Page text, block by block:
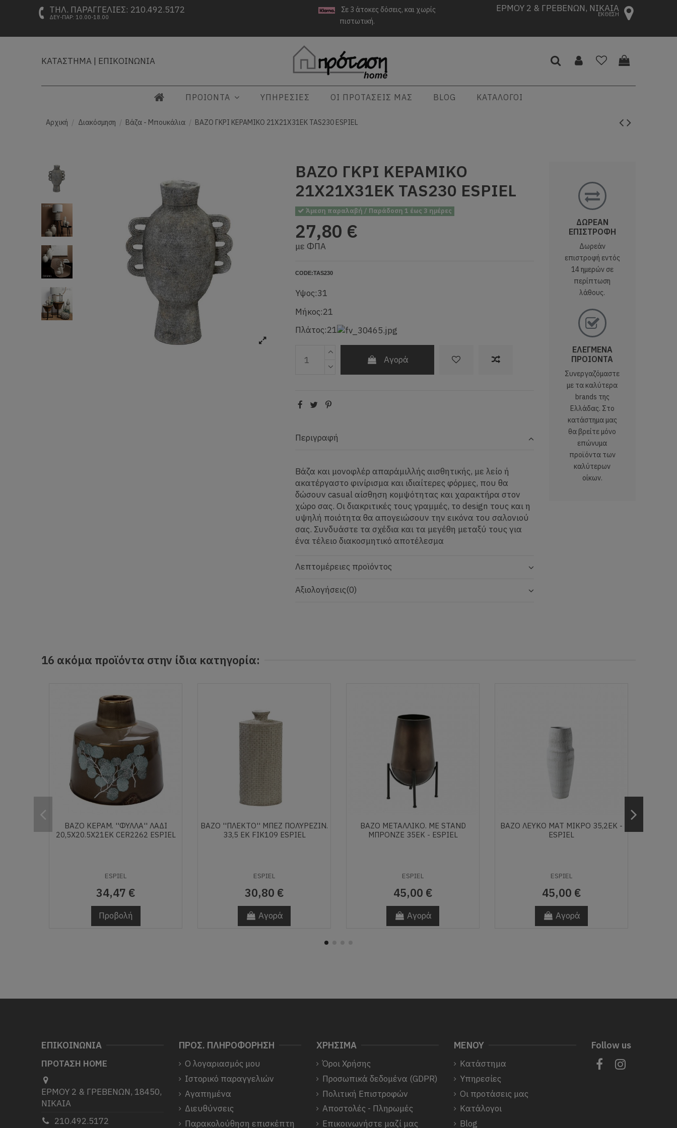
ΤΗΛ. ΠΑΡΑΓΓΕΛΙΕΣ: 210.492.5172
ΔΕΥ-ΠΑΡ: 10.00-18.00
Σε 3 άτοκες δόσεις, και χωρίς
πιστωτική.
ΕΡΜΟΥ 2 & ΓΡΕΒΕΝΩΝ, ΝΙΚΑΙΑ
ΕΚΘΕΣΗ
ΚΑΤΑΣΤΗΜΑ | ΕΠΙΚΟΙΝΩΝΙΑ
ΠΡΟΙΟΝΤΑ ΥΠΗΡΕΣΙΕΣ ΟΙ ΠΡΟΤΑΣΕΙΣ ΜΑΣ BLOG ΚΑΤΑΛΟΓΟΙ
Αρχική Διακόσμηση Βάζα - Μπουκάλια ΒΑΖΟ ΓΚΡΙ ΚΕΡΑΜΙΚΟ 21Χ21Χ31ΕΚ TAS230 ESPIEL
ΒΑΖΟ ΓΚΡΙ ΚΕΡΑΜΙΚΟ
21Χ21Χ31ΕΚ TAS230 ESPIEL
Άμεση παραλαβή / Παράδοση 1 έως 3 ημέρες
27,80 €
με ΦΠΑ
CODE:TAS230
Υψος:31
Μήκος:21
Πλάτος:21
Αγορά
Περιγραφή
Βάζα και μονοφλέρ απαράμιλλής αισθητικής, με λείο ή
ακατέργαστο φινίρισμα και ιδιαίτερες φόρμες, που θα
δώσουν casual αίσθηση κομψότητας και χαρακτήρα στον
χώρο σας. Οι διακριτικές τους γραμμές, το design τους και η
υψηλή ποιότητα θα απογειώσουν την εικόνα του σαλονιού
σας. Συνδυάστε τα σχέδια και τα μεγέθη μεταξύ τους για
ένα τέλειο διακοσμητικό αποτέλεσμα
Λεπτομέρειες προϊόντος
Αξιολογήσεις(0)
ΔΩΡΕΑΝ
ΕΠΙΣΤΡΟΦΗ
Δωρεάν
επιστροφή εντός
14 ημερών σε
περίπτωση
λάθους.
ΕΛΕΓΜΕΝΑ
ΠΡΟΙΟΝΤΑ
Συνεργαζόμαστε
με τα καλύτερα
brands της
Ελλάδας. Στο
κατάστημα μας
θα βρείτε μόνο
επώνυμα
προϊόντα των
καλύτερων
οίκων.
16 ακόμα προϊόντα στην ίδια κατηγορία:
ΒΑΖΟ ΚΕΡΑΜ. ''ΦΥΛΛΑ'' ΛΑΔΙ
20,5X20.5X21ΕΚ CER2262 ESPIEL
ESPIEL
34,47 €
Προβολή
ΒΑΖΟ ''ΠΛΕΚΤΟ'' ΜΠΕΖ ΠΟΛΥΡΕΖIN.
33,5 ΕΚ FIK109 ESPIEL
ESPIEL
30,80 €
Αγορά
ΒΑΖΟ ΜΕΤΑΛΛΙΚΟ. ΜΕ STAND
ΜΠΡΟΝΖΕ 35ΕΚ - ESPIEL
ESPIEL
45,00 €
Αγορά
ΒΑΖΟ ΛΕΥΚΟ ΜΑΤ ΜΙΚΡΟ 35,2ΕΚ -
ESPIEL
ESPIEL
45,00 €
Αγορά
ΕΠΙΚΟΙΝΩΝΙΑ
ΠΡΟΤΑΣΗ HOME
ΕΡΜΟΥ 2 & ΓΡΕΒΕΝΩΝ, 18450,
ΝΙΚΑΙΑ
210.492.5172
ΠΡΟΣ. ΠΛΗΡΟΦΟΡΗΣΗ
Ο λογαριασμός μου
Ιστορικό παραγγελιών
Αγαπημένα
Διευθύνσεις
Παρακολούθηση επισκέπτη
ΧΡΗΣΙΜΑ
Όροι Χρήσης
Προσωπικά δεδομένα (GDPR)
Πολιτική Επιστροφών
Αποστολές - Πληρωμές
Επικοινωνήστε μαζί μας
ΜΕΝΟΥ
Κατάστημα
Υπηρεσίες
Οι προτάσεις μας
Κατάλογοι
Blog
Follow us